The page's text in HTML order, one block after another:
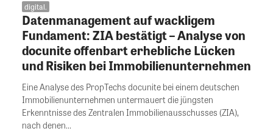
digital.
Datenmanagement auf wackligem
Fundament: ZIA bestätigt – Analyse von
docunite offenbart erhebliche Lücken
und Risiken bei Immobilienunternehmen
Eine Analyse des PropTechs docunite bei einem deutschen
Immobilienunternehmen untermauert die jüngsten
Erkenntnisse des Zentralen Immobilienausschusses (ZIA),
nach denen...